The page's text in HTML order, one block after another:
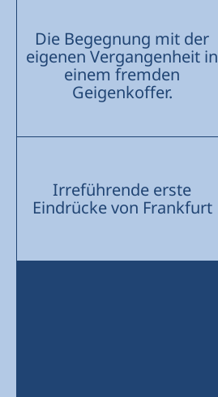
Die Begegnung mit der
eigenen Vergangenheit in
einem fremden
Geigenkoffer.
Irreführende erste
Eindrücke von Frankfurt